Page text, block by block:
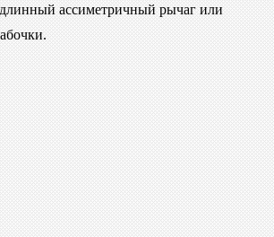
ассиметричный рычаг или